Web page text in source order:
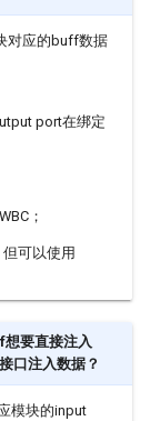
对应的buff数据
port在绑定
；
但可以使用
想要直接注入
口注入数据？
模块的input